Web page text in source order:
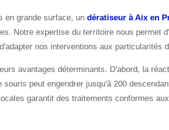
en grande surface, un dératiseur à Aix en
Notre expertise du territoire nous permet
nos interventions aux particularités
avantages déterminants. D'abord, la
peut engendrer jusqu'à 200
garantit des traitements conformes